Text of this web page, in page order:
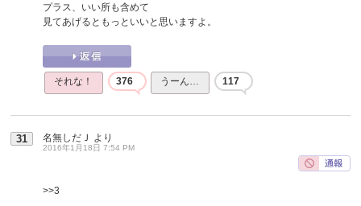
プラス、いい所も含めて
見てあげるともっといいと思いますよ。
それな！ 376 うーん… 117
31 名無しだＪ より
2016年1月18日 7:54 PM
>>3